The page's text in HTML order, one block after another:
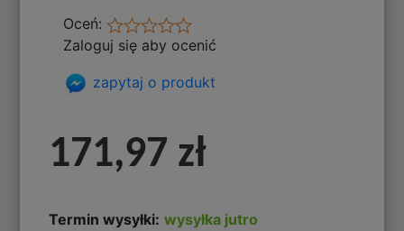
Oceń:
Zaloguj się aby ocenić
zapytaj o produkt
171,97 zł
Termin wysyłki: wysyłka jutro